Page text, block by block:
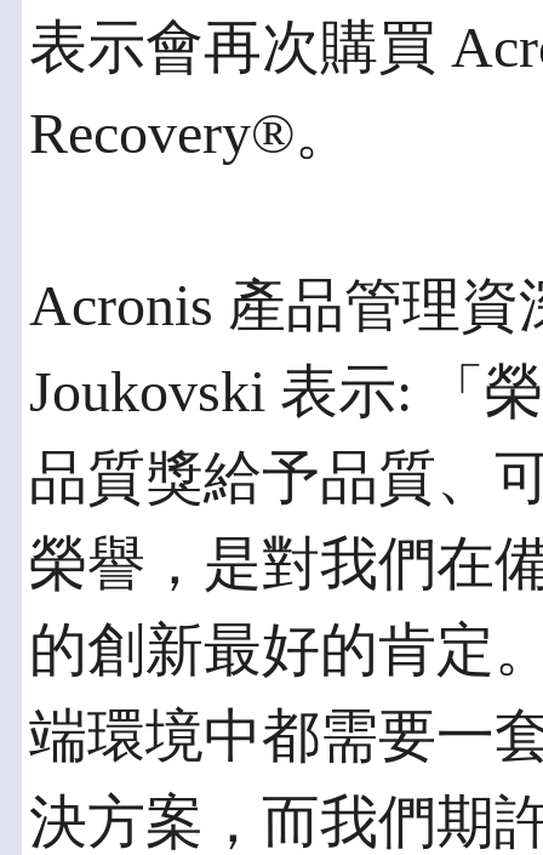
表示會再次購買
Recovery®。
Acronis 產品管理
Joukovski 表示: 「
品質獎給予品質、
榮譽，是對我們在
的創新最好的肯定
端環境中都需要一
決方案，而我們期